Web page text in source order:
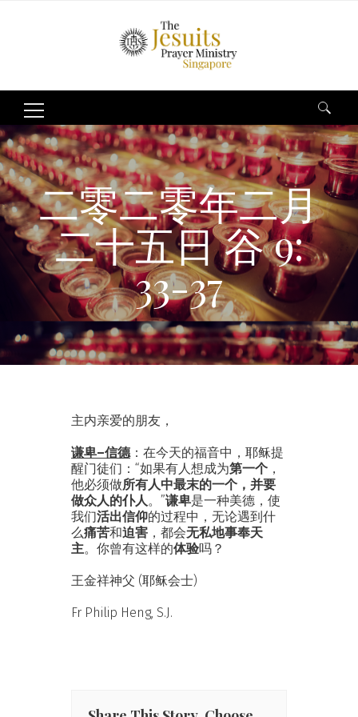
Search
for:
二零二零年二月
二十五日 谷 9:
33-37
主内亲爱的朋友，
谦卑–信德：在今天的福音中，耶稣提
醒门徒们：“如果有人想成为第一个 ，
他必须做所有人中最末的一个，并要
做众人的仆人。”谦卑是一种美德，使
我们活出信仰的过程中，无论遇到什
么痛苦和迫害 ，都会无私地事奉天
主。你曾有这样的体验吗？
王金祥神父 (耶稣会士)
Fr Philip Heng, S.J.